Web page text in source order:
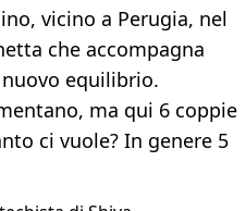
vicino a Perugia, nel
che accompagna
equilibrio.
ma qui 6 coppie
ci vuole? In genere 5